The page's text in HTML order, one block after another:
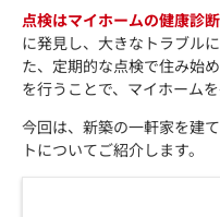
点検はマイホームの健康診
に発見し、大きなトラブル
た、定期的な点検で住み始
を行うことで、マイホーム
今回は、新築の一軒家を建
トについてご紹介します。